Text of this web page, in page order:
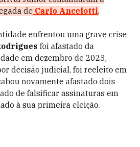
de Carlo Ancelotti.
enfrentou uma grave crise
foi afastado da
em dezembro de 2023,
decisão judicial, foi reeleito em
novamente afastado dois
de falsificar assinaturas em
à sua primeira eleição.